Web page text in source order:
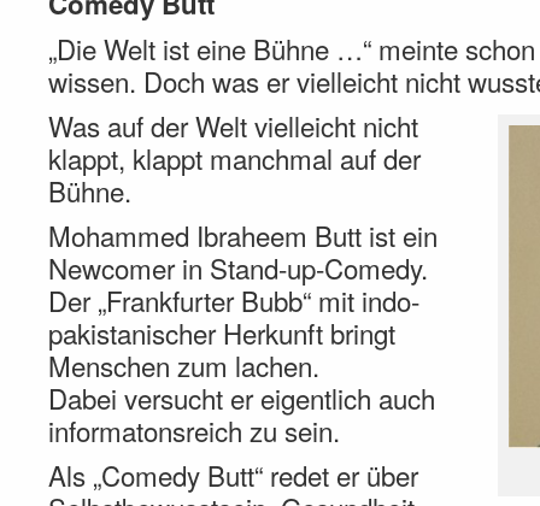
„Die Welt ist eine Bühne …“ meinte
wissen. Doch was er vielleicht nicht
Was auf der Welt vielleicht nicht
klappt, klappt manchmal auf der
Bühne.
Mohammed Ibraheem Butt ist ein
Newcomer in Stand-up-Comedy.
Der „Frankfurter Bubb“ mit indo-
pakistanischer Herkunft bringt
Menschen zum lachen.
Dabei versucht er eigentlich auch
informatonsreich zu sein.
Als „Comedy Butt“ redet er über